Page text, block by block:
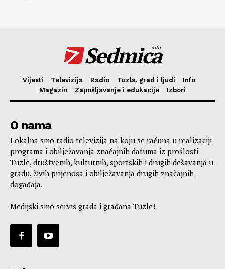
Sedmica
info
Vijesti Televizija Radio Tuzla, grad i ljudi
Info
Magazin
Zapošljavanje i edukacije Izbori
O nama
Lokalna smo radio televizija na koju se računa u realizaciji
programa i obilježavanja značajnih datuma iz prošlosti
Tuzle, društvenih, kulturnih, sportskih i drugih dešavanja u
gradu, živih prijenosa i obilježavanja drugih značajnih
događaja.
Medijski smo servis grada i građana Tuzle!